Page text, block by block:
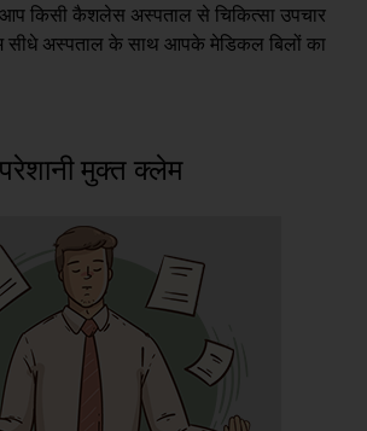
किसी कैशलेस अस्पताल से चिकित्सा उपचार
सीधे अस्पताल के साथ आपके मेडिकल बिलों का
परेशानी मुक्त क्लेम